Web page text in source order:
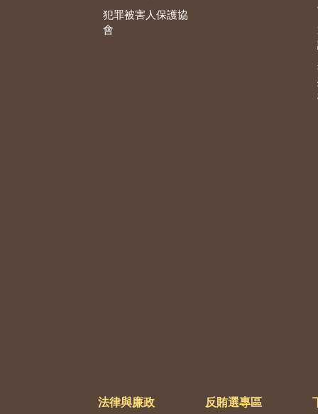
犯罪被害人保護協
會
法律與廉政 反賄選專區